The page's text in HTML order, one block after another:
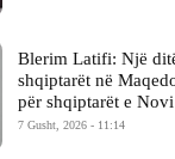
Blerim Latifi: Një
shqiptarët në
për shqiptarët e
7 Gusht, 2026 - 11:14